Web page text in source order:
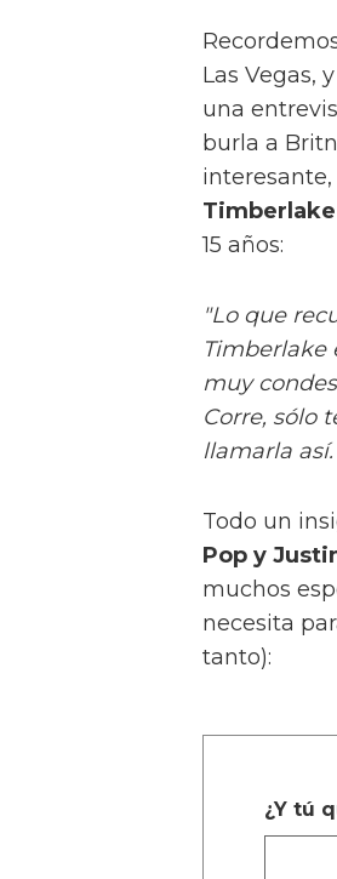
Las Vegas,
una
burla a
15 años:
"Lo que
Timberlake
muy
Corre, sólo
llamarla
Todo un
Pop y
muchos
necesita
tanto):
¿Y tú